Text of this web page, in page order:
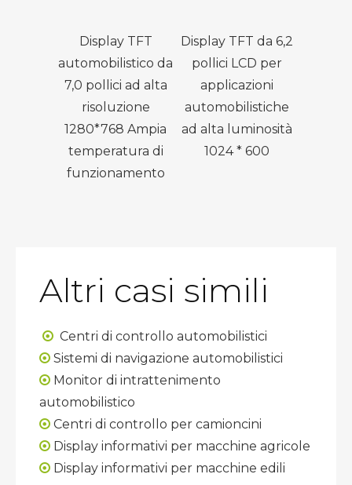
Display TFT
automobilistico da
7,0 pollici ad alta
risoluzione
1280*768 Ampia
temperatura di
funzionamento
Display TFT da 6,2
pollici LCD per
applicazioni
automobilistiche
ad alta luminosità
1024 * 600
Altri casi simili
 Centri di controllo automobilistici
 Sistemi di navigazione automobilistici
 Monitor di intrattenimento
automobilistico
 Centri di controllo per camioncini
 Display informativi per macchine agricole
 Display informativi per macchine edili